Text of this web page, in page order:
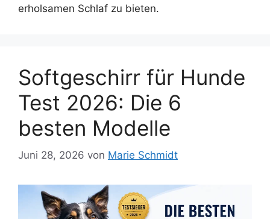
erholsamen Schlaf zu bieten.
Softgeschirr für Hunde
Test 2026: Die 6
besten Modelle
Juni 28, 2026 von Marie Schmidt